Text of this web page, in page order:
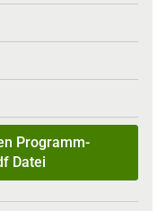
Programm-
Datei